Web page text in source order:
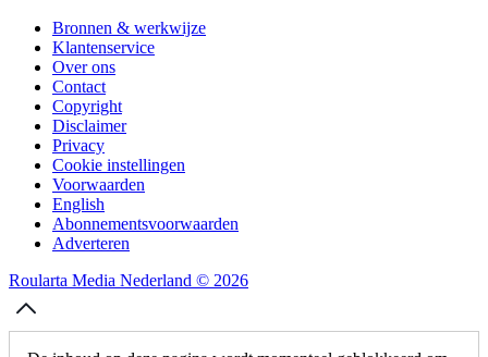
Bronnen & werkwijze
Klantenservice
Over ons
Contact
Copyright
Disclaimer
Privacy
Cookie instellingen
Voorwaarden
English
Abonnementsvoorwaarden
Adverteren
Roularta Media Nederland © 2026